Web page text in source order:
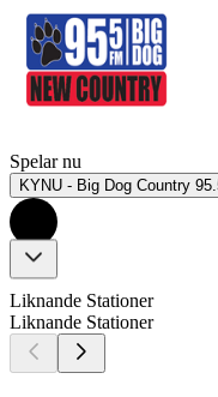
Spelar nu
KYNU - Big Dog Country
Liknande Stationer
Liknande Stationer